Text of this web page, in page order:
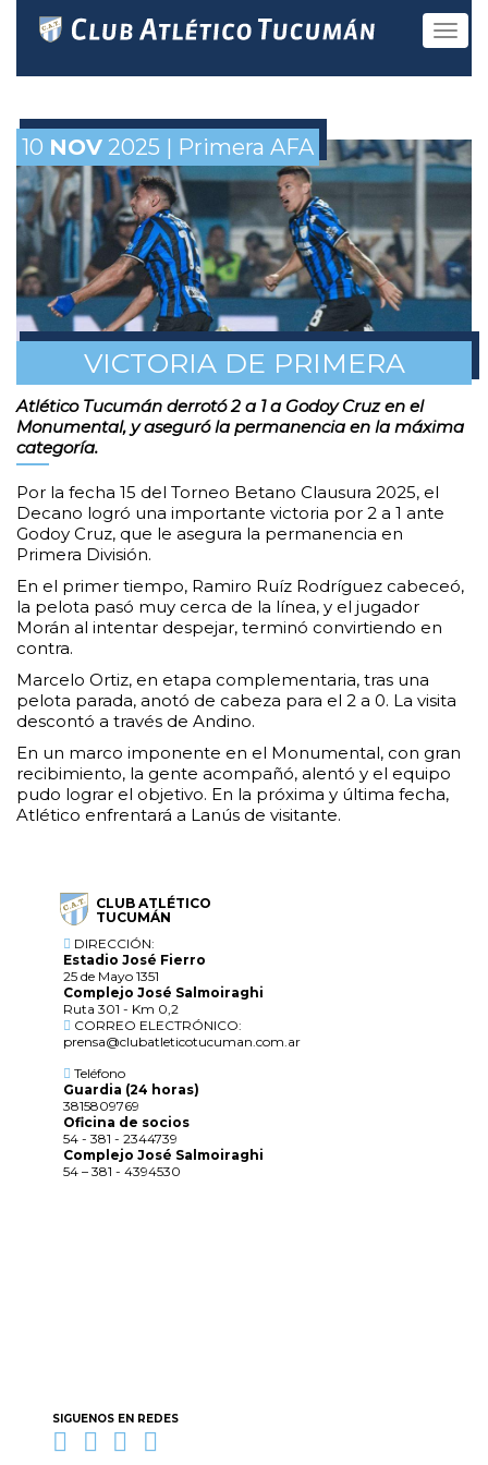
Toggle
10 NOV 2025 | Primera AFA
VICTORIA DE PRIMERA
Atlético Tucumán derrotó 2 a 1 a Godoy Cruz en el
Monumental, y aseguró la permanencia en la máxima
categoría.
Por la fecha 15 del Torneo Betano Clausura 2025, el
Decano logró una importante victoria por 2 a 1 ante
Godoy Cruz, que le asegura la permanencia en
Primera División.
En el primer tiempo, Ramiro Ruíz Rodríguez cabeceó,
la pelota pasó muy cerca de la línea, y el jugador
Morán al intentar despejar, terminó convirtiendo en
contra.
Marcelo Ortiz, en etapa complementaria, tras una
pelota parada, anotó de cabeza para el 2 a 0. La visita
descontó a través de Andino.
En un marco imponente en el Monumental, con gran
recibimiento, la gente acompañó, alentó y el equipo
pudo lograr el objetivo. En la próxima y última fecha,
Atlético enfrentará a Lanús de visitante.
CLUB ATLÉTICO
TUCUMÁN
DIRECCIÓN:
Estadio José Fierro
25 de Mayo 1351
Complejo José Salmoiraghi
Ruta 301 - Km 0,2
CORREO ELECTRÓNICO:
prensa@clubatleticotucuman.com.ar
Teléfono
Guardia (24 horas)
3815809769
Oficina de socios
54 - 381 - 2344739
Complejo José Salmoiraghi
54 – 381 - 4394530
SIGUENOS EN REDES